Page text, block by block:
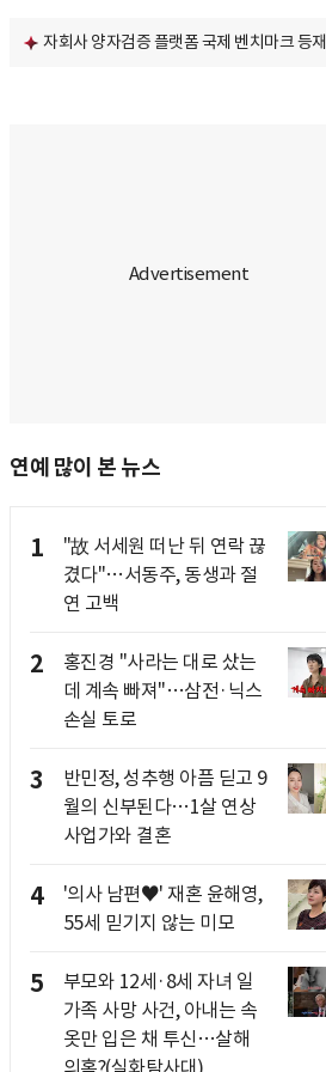
자회사 양자검증 플랫폼 국제 벤치마크 등재
연예 많이 본 뉴스
1
"故 서세원 떠난 뒤 연락 끊
겼다"…서동주, 동생과 절
연 고백
2
홍진경 "사라는 대로 샀는
데 계속 빠져"…삼전·닉스
손실 토로
3
반민정, 성추행 아픔 딛고 9
월의 신부된다…1살 연상
사업가와 결혼
4
'의사 남편♥' 재혼 윤해영,
55세 믿기지 않는 미모
5
부모와 12세·8세 자녀 일
가족 사망 사건, 아내는 속
옷만 입은 채 투신…살해
의혹?(실화탐사대)